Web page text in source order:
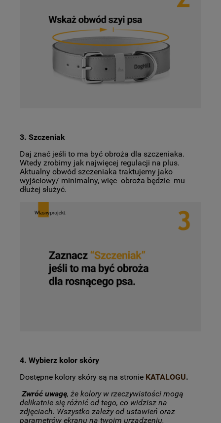
3. Szczeniak
Daj znać jeśli to ma być obroża dla szczeniaka.
Wtedy zrobimy jak najwięcej regulacji na plus.
Aktualny obwód szczeniaka traktujemy jako
wyjściowy/ minimalny, więc obroża będzie mu
dłużej służyć.
4. Wybierz kolor skóry
Dostępne kolory skóry są na stronie KATALOGU.
Zwróć uwagę, że kolory w rzeczywistości mogą
delikatnie się różnić od tego, co widzisz na
zdjęciach. Wszystko zależy od ustawień oraz
parametrów ekranu na twoim urządzeniu.